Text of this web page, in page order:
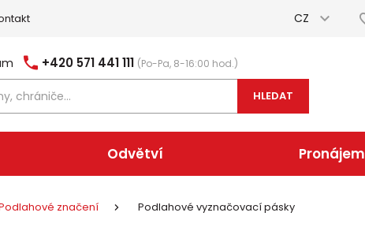
CZ
+420 571 441 111 (Po-Pa, 8-16:00 hod.)
HLEDAT
Odvětví Pronájem
značení Podlahové vyznačovací pásky